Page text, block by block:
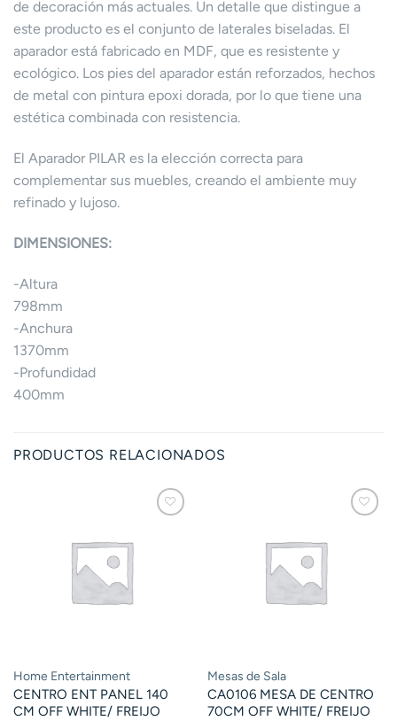
de decoración más actuales. Un detalle que distingue a
este producto es el conjunto de laterales biseladas. El
aparador está fabricado en MDF, que es resistente y
ecológico. Los pies del aparador están reforzados, hechos
de metal con pintura epoxi dorada, por lo que tiene una
estética combinada con resistencia.
El Aparador PILAR es la elección correcta para
complementar sus muebles, creando el ambiente muy
refinado y lujoso.
DIMENSIONES:
-Altura
798mm
-Anchura
1370mm
-Profundidad
400mm
PRODUCTOS RELACIONADOS
Home Entertainment
CENTRO ENT PANEL 140
CM OFF WHITE/ FREIJO
Mesas de Sala
CA0106 MESA DE CENTRO
70CM OFF WHITE/ FREIJO